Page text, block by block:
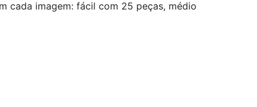
cada imagem: fácil com 25 peças, médio